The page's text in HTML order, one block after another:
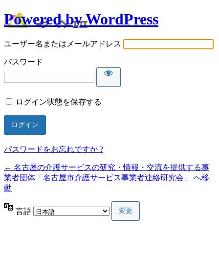
Powered by WordPress
ユーザー名またはメールアドレス
パスワード
ログイン状態を保存する
パスワードをお忘れですか ?
← 名古屋の介護サービスの研究・情報・交流を提供する事
業者団体「名古屋市介護サービス事業者連絡研究会」 へ移
動
言語